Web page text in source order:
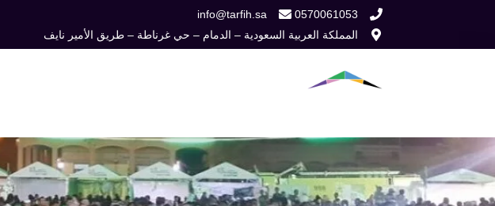
0570061053
info@tarfih.sa
المملكة العربية السعودية – الدمام – حي غرناطة – طريق الأمير نايف